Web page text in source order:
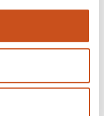
bygg.
Bygg og Bevar-
teater i Halden.